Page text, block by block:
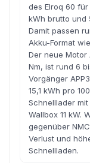
des Elroq 60 für
kWh brutto und
Damit passen
Akku-Format
Der neue Motor
Nm, ist rund 6
Vorgänger
15,1 kWh pro
Schnelllader
Wallbox 11 kW.
gegenüber
Verlust und
Schnellladen.